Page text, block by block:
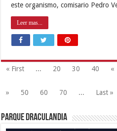
este organismo, comisario Pedro
Leer mas...
« First ... 20 30 40 «
»
50 60 70 ... Last »
Parque Draculandia